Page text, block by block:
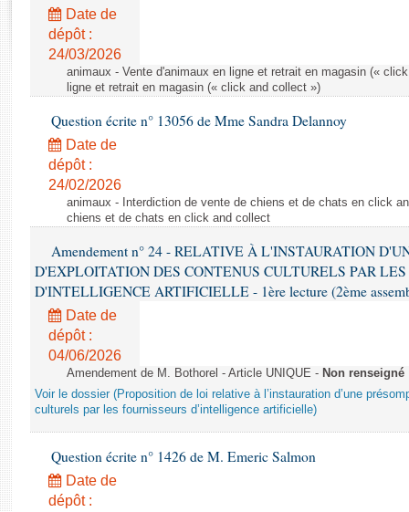
Rapports législatifs
Rapports sur l'application des lois
Baromètre de l’application des lois
Dossiers législatifs
Budget et sécurité sociale
Questions écrites et orales
Comptes rendus des débats
Date de
dépôt :
24/03/2026
animaux - Vente d'animaux en ligne et retrait en magasin («
ligne et retrait en magasin (« click and collect »)
Question écrite n° 13056 de Mme Sandra Delannoy
Date de
dépôt :
24/02/2026
animaux - Interdiction de vente de chiens et de chats en click
chiens et de chats en click and collect
Amendement n° 24 - RELATIVE À L'INSTAURATION
D'EXPLOITATION DES CONTENUS CULTURELS PAR LES
D'INTELLIGENCE ARTIFICIELLE - 1ère lecture (2ème
Date de
dépôt :
04/06/2026
Amendement de M. Bothorel - Article UNIQUE - Non renseigné
Voir le dossier (Proposition de loi relative à l’instauration d’une
culturels par les fournisseurs d’intelligence artificielle)
Question écrite n° 1426 de M. Emeric Salmon
Date de
dépôt :